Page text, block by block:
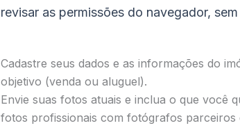
revisar as permissões do navegador,
Cadastre seus dados e as informações do
objetivo (venda ou aluguel).
Envie suas fotos atuais e inclua o que você
fotos profissionais com fotógrafos parceiros